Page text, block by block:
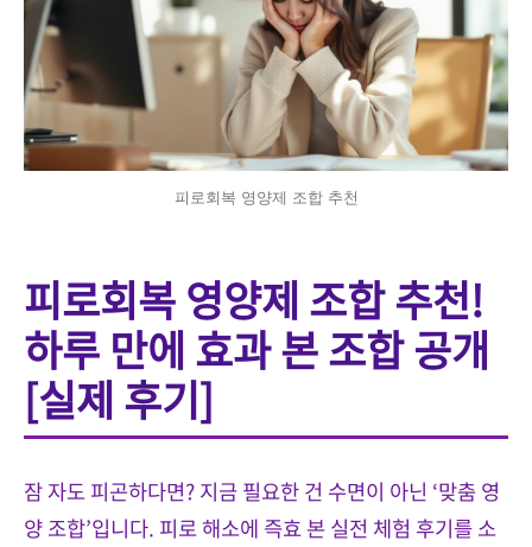
피로회복 영양제 조합 추천
피로회복 영양제 조합 추천!
하루 만에 효과 본 조합 공개
[실제 후기]
잠 자도 피곤하다면? 지금 필요한 건 수면이 아닌 ‘맞춤 영
양 조합’입니다. 피로 해소에 즉효 본 실전 체험 후기를 소